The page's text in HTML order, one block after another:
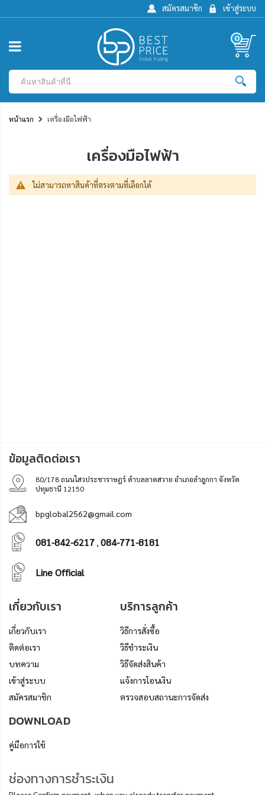
เข้าสู่ระบบ
สมัครสมาชิก
0
หน้าแรก เครื่องมือไฟฟ้า
เครื่องมือไฟฟ้า
ไม่สามารถหาสินค้าที่ตรงตามที่เลือกได้
ข้อมูลติดต่อเรา
80/178 ถนนไสวประชาราษฎร์ ตำบลลาดสวาย อำเภอลำลูกกา จังหวัด
ปทุมธานี 12150
bpglobal2562@gmail.com
081-842-6217 , 084-771-8181
Line Official
เกี่ยวกับเรา
เกี่ยวกับเรา
ติดต่อเรา
บทความ
เข้าสู่ระบบ
สมัครสมาชิก
บริการลูกค้า
วิธีการสั่งซื้อ
วิธีชำระเงิน
วิธีจัดส่งสินค้า
แจ้งการโอนเงิน
ตรวจสอบสถานะการจัดส่ง
DOWNLOAD
คู่มือการใช้
ช่องทางการชำระเงิน